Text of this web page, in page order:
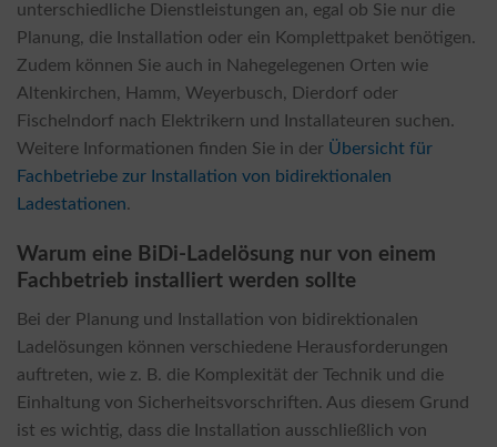
unterschiedliche Dienstleistungen an, egal ob Sie nur die
Planung, die Installation oder ein Komplettpaket benötigen.
Zudem können Sie auch in Nahegelegenen Orten wie
Altenkirchen, Hamm, Weyerbusch, Dierdorf oder
Fischelndorf nach Elektrikern und Installateuren suchen.
Weitere Informationen finden Sie in der Übersicht für
Fachbetriebe zur Installation von bidirektionalen
Ladestationen.
Warum eine BiDi-Ladelösung nur von einem
Fachbetrieb installiert werden sollte
Bei der Planung und Installation von bidirektionalen
Ladelösungen können verschiedene Herausforderungen
auftreten, wie z. B. die Komplexität der Technik und die
Einhaltung von Sicherheitsvorschriften. Aus diesem Grund
ist es wichtig, dass die Installation ausschließlich von